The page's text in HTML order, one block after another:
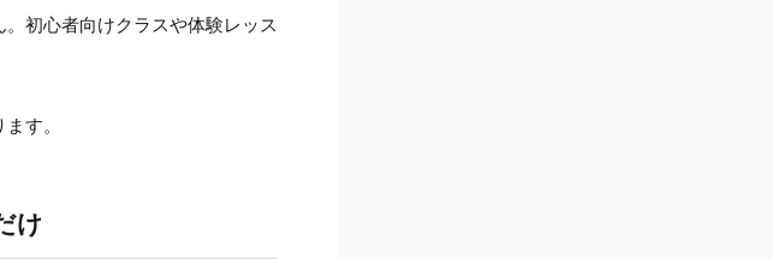
初心者向けクラスや体験レッス
す。
け